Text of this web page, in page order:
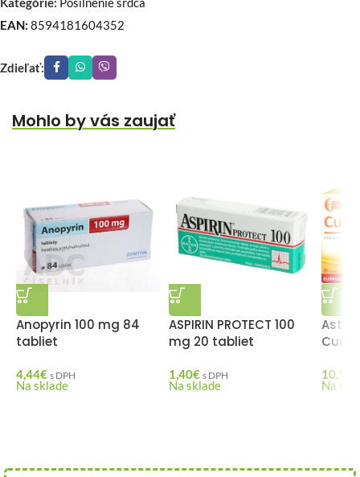
EAN: 8594181604352
Zdieľať:
Mohlo by vás zaujať
Anopyrin 100 mg 84
tabliet
4,44€ s DPH
Na sklade
ASPIRIN PROTECT 100
mg 20 tabliet
1,40€ s DPH
Na sklade
Cum
10,13
Na